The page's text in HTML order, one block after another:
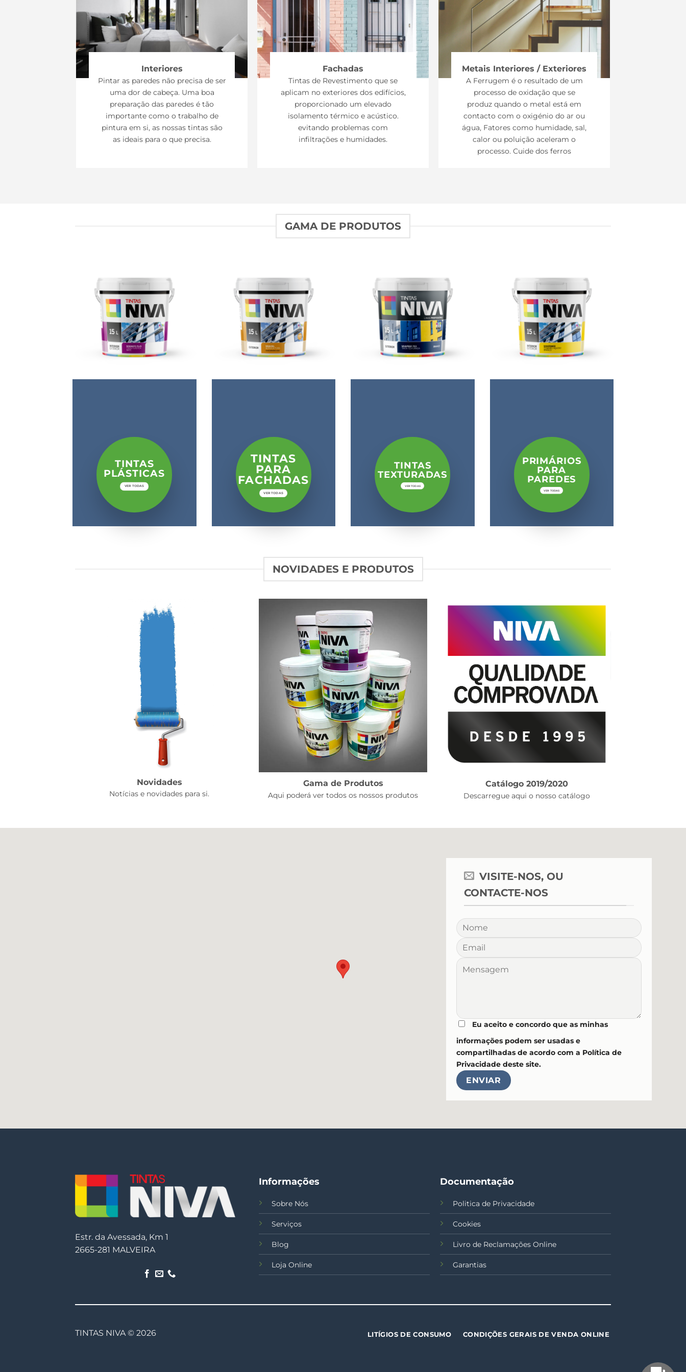
Interiores
Pintar as paredes não precisa de ser
uma dor de cabeça. Uma boa
preparação das paredes é tão
importante como o trabalho de
pintura em si, as nossas tintas são
as ideais para o que precisa.
Fachadas
Tintas de Revestimento que se
aplicam no exteriores dos edifícios,
proporcionado um elevado
isolamento térmico e acústico.
evitando problemas com
infiltrações e humidades.
Metais Interiores / Exteriores
A Ferrugem é o resultado de um
processo de oxidação que se
produz quando o metal está em
contacto com o oxigénio do ar ou
água, Fatores como humidade, sal,
calor ou poluição aceleram o
processo. Cuide dos ferros
GAMA DE PRODUTOS
TINTAS
PLÁSTICAS
VER TODAS
TINTAS
PARA
FACHADAS
VER TODAS
TINTAS
TEXTURADAS
VER TODAS
PRIMÁRIOS
PARA
PAREDES
VER TODAS
NOVIDADES E PRODUTOS
Novidades
Notícias e novidades para si.
Gama de Produtos
Aqui poderá ver todos os nossos produtos
Catálogo 2019/2020
Descarregue aqui o nosso catálogo
VISITE-NOS, OU
CONTACTE-NOS
Eu aceito e concordo que as minhas
informações podem ser usadas e
compartilhadas de acordo com a Política de
Privacidade deste site.
Estr. da Avessada, Km 1
2665-281 MALVEIRA
Informações
Sobre Nós
Serviços
Blog
Loja Online
Documentação
Politica de Privacidade
Cookies
Livro de Reclamações Online
Garantias
TINTAS NIVA © 2026 LITÍGIOS DE CONSUMO CONDIÇÕES GERAIS DE VENDA ONLINE